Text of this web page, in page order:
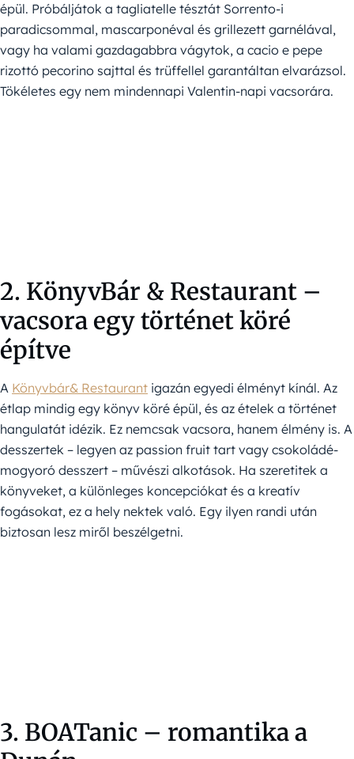
épül. Próbáljátok a tagliatelle tésztát Sorrento-i
paradicsommal, mascarponéval és grillezett garnélával,
vagy ha valami gazdagabbra vágytok, a cacio e pepe
rizottó pecorino sajttal és trüffellel garantáltan elvarázsol.
Tökéletes egy nem mindennapi Valentin-napi vacsorára.
2. KönyvBár & Restaurant –
vacsora egy történet köré
építve
A Könyvbár& Restaurant igazán egyedi élményt kínál. Az
étlap mindig egy könyv köré épül, és az ételek a történet
hangulatát idézik. Ez nemcsak vacsora, hanem élmény is. A
desszertek – legyen az passion fruit tart vagy csokoládé-
mogyoró desszert – művészi alkotások. Ha szeretitek a
könyveket, a különleges koncepciókat és a kreatív
fogásokat, ez a hely nektek való. Egy ilyen randi után
biztosan lesz miről beszélgetni.
3. BOATanic – romantika a